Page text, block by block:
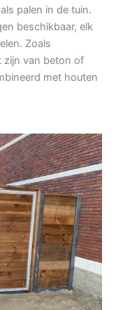
palen in de tuin.
beschikbaar, elk
Zoals
zijn van beton of
met houten